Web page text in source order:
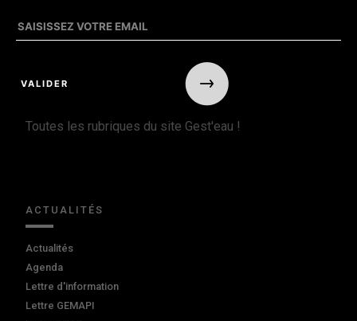
Toutes les rubriques du site Gest'eau !
ACTUALITÉS
Actualités
Agenda
Lettre d'information
Lettre GEMAPI